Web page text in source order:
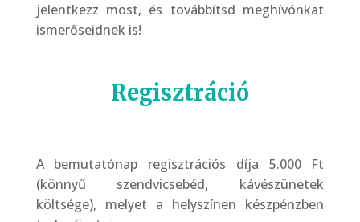
jelentkezz most, és továbbítsd meghívónkat
ismerőseidnek is!
Regisztráció
A bemutatónap regisztrációs díja 5.000 Ft
(könnyű szendvicsebéd, kávészünetek
költsége), melyet a helyszínen készpénzben